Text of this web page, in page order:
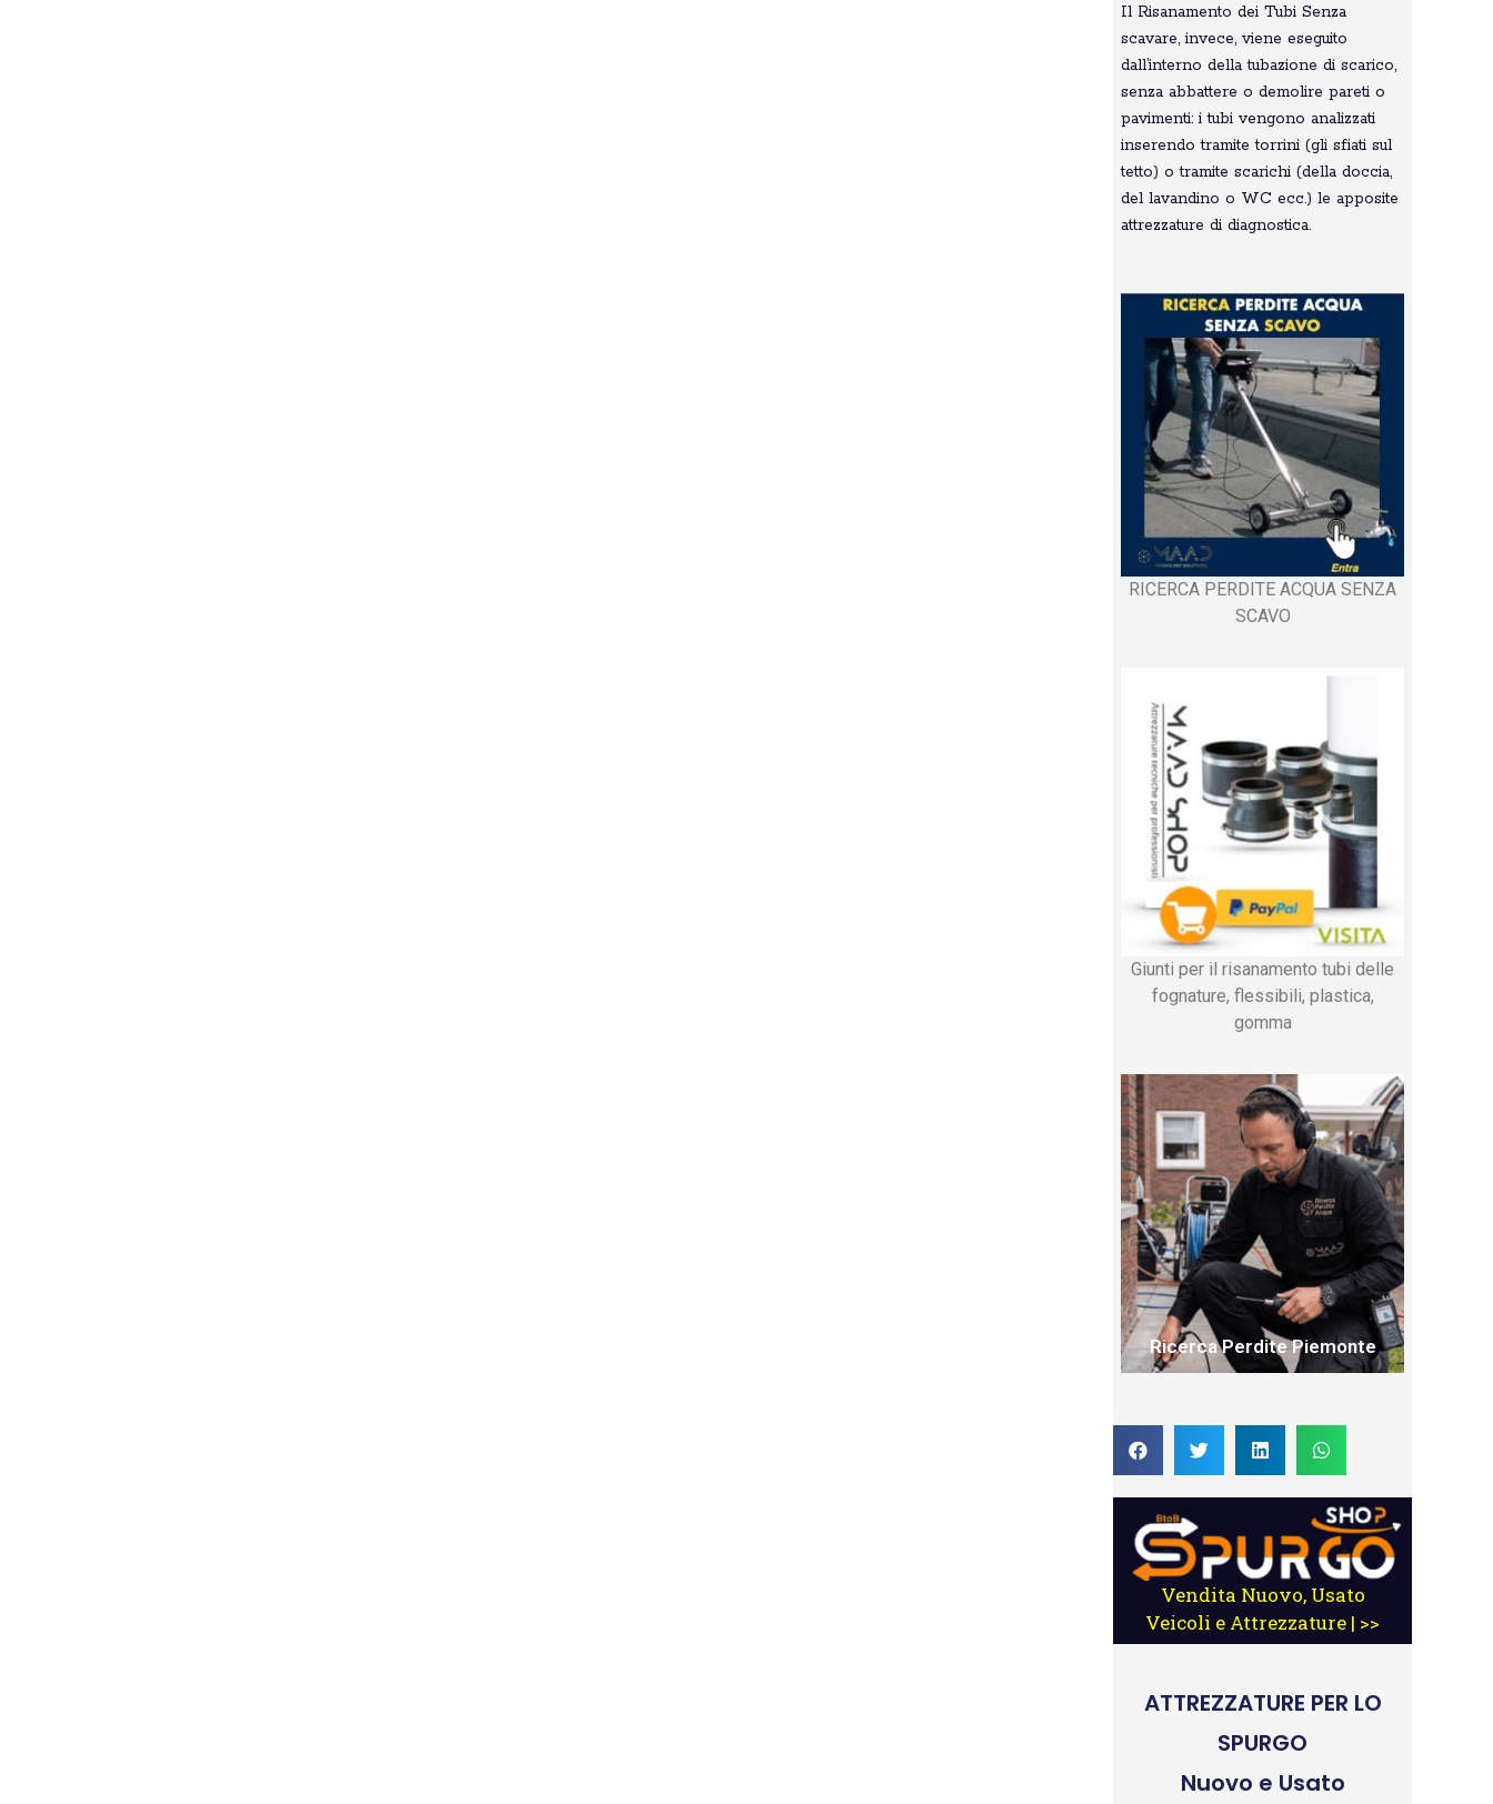
Il Risanamento dei Tubi Senza
scavare, invece, viene eseguito
dall’interno della tubazione di scarico,
senza abbattere o demolire pareti o
pavimenti: i tubi vengono analizzati
inserendo tramite torrini (gli sfiati sul
tetto) o tramite scarichi (della doccia,
del lavandino o WC ecc.) le apposite
attrezzature di diagnostica.
RICERCA PERDITE ACQUA SENZA
SCAVO
Giunti per il risanamento tubi delle
fognature, flessibili, plastica,
gomma
Ricerca Perdite Piemonte
Vendita Nuovo, Usato
Veicoli e Attrezzature | >>
ATTREZZATURE PER LO
SPURGO
Nuovo e Usato